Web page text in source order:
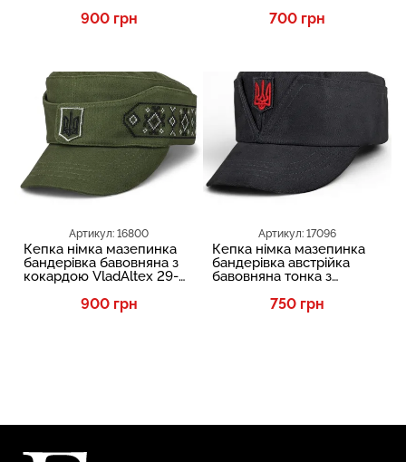
900 грн
Артикул: 16800
Кепка німка мазепинка
бандерівка бавовняна з
кокардою VladAltex 29-
900 грн
700 грн
Артикул: 17096
Кепка німка мазепинка
бандерівка австрійка
бавовняна тонка з
VladAltex 43-19
750 грн